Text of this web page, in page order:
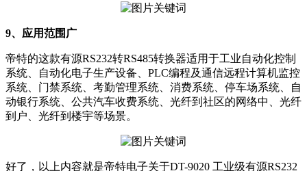
9、应用范围广
帝特的这款有源RS232转RS485转换器适用于工业自动化控制
系统、自动化电子生产设备、PLC编程及通信远程计算机监控
系统、门禁系统、考勤管理系统、消费系统、停车场系统、自
动银行系统、公共汽车收费系统、光纤到社区的网络中、光纤
到户、光纤到楼宇等场景。
好了，以上内容就是帝特电子关于DT-9020 工业级有源RS232